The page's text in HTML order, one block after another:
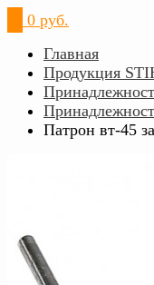
0 руб.
Главная
Продукция
Патрон вт-45